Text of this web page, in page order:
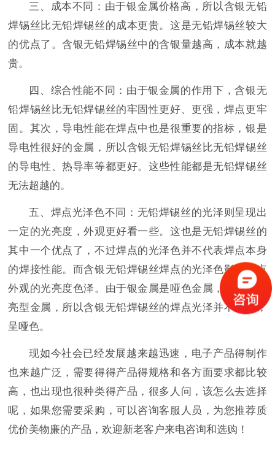
三、成本不同：由于银金属价格高，所以含银无铅
焊锡丝比无铅焊锡丝的成本更贵。这是无铅焊锡丝较大
的优点了。含银无铅焊锡丝中的含银量越高，成本就越
贵。
四、综合性能不同：由于银金属的作用下，含银无
铅焊锡丝比无铅焊锡丝的牢固性更好、更强，焊点更牢
固。其次，导电性能在焊点中也是很重要的指标，银是
导电性很好的金属，所以含银无铅焊锡丝比无铅焊锡丝
的导电性、热导率等都更好。这些性能都是无铅焊锡丝
无法超越的。
五、焊点光泽色不同：无铅焊锡丝的光泽则呈现出
一定的光亮度，外观更好看一些。这也是无铅焊锡丝的
其中一个优点了，不过焊点的光泽色并不代表焊点本身
的焊接性能。而含银无铅焊锡丝焊点的光泽色影响焊点
外观的光亮度色泽。由于银金属是哑色金属，并不是光
亮型金属，所以含银无铅焊锡丝的焊点光泽并不光亮，
呈哑色。
现如今社会已经发展越来越迅速，电子产品得制作
也来越广泛，需要得得产品得规格和各方面要求都比较
高，也出现也很种类得产品，很多人问，该怎么去选择
呢，如果您需要采购，可以咨询客服人员，为您推荐质
优价美物廉的产品，欢迎新老客户来电咨询和选购！